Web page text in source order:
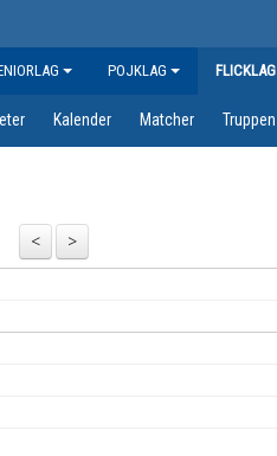
POJKLAG FLICKLAG
Kalender Matcher Truppen